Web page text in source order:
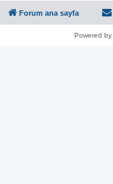
Forum ana sayfa
Powered by